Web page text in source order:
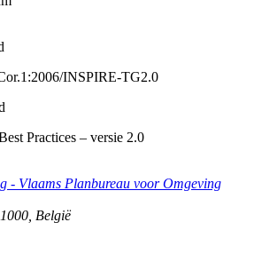
INSPIRE-TG2.0
Practices – versie 2.0
- Vlaams Planbureau voor Omgeving
1000 België